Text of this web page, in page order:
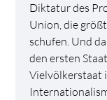
Diktatur des
Union, die
schufen. Und
den ersten
Vielvölkerstaat